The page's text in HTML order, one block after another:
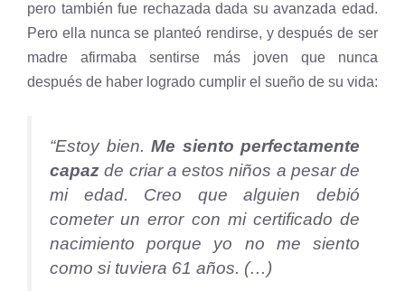
pero también fue rechazada dada su avanzada edad.
Pero ella nunca se planteó rendirse, y después de ser
madre afirmaba sentirse más joven que nunca
después de haber logrado cumplir el sueño de su vida:
“Estoy bien. Me siento perfectamente
capaz de criar a estos niños a pesar de
mi edad. Creo que alguien debió
cometer un error con mi certificado de
nacimiento porque yo no me siento
como si tuviera 61 años. (…)